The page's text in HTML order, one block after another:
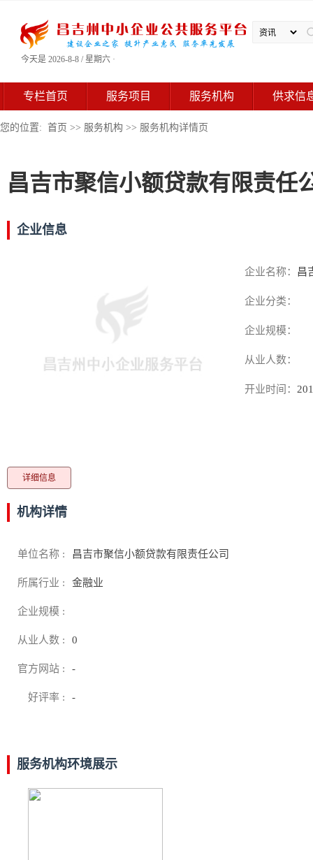
今天是 2026-8-8 / 星期六 ·
专栏首页 服务项目 服务机构 供求信
您的位置: 首页 >> 服务机构 >> 服务机构详情页
昌吉市聚信小额贷款有限责任
企业信息
企业名称： 昌
企业分类：
企业规模：
从业人数：
开业时间：
详细信息
机构详情
单位名称 : 昌吉市聚信小额贷款有限责任公司
所属行业 : 金融业
企业规模 :
从业人数 : 0
官方网站 : -
好评率 : -
服务机构环境展示